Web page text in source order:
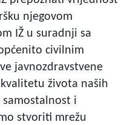
njegovom
IŽ u suradnji sa
civilnim
javnozdravstvene
života naših
i
stvoriti mrežu